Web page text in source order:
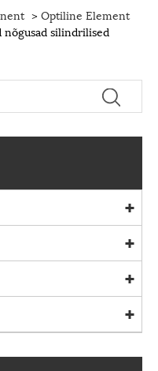
>Optiline Element
nõgusad silindrilised